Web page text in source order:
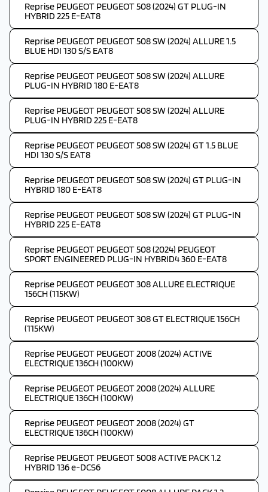
Reprise PEUGEOT PEUGEOT 508 (2024) GT PLUG-IN
HYBRID 225 E-EAT8
Reprise PEUGEOT PEUGEOT 508 SW (2024) ALLURE 1.5
BLUE HDI 130 S/S EAT8
Reprise PEUGEOT PEUGEOT 508 SW (2024) ALLURE
PLUG-IN HYBRID 180 E-EAT8
Reprise PEUGEOT PEUGEOT 508 SW (2024) ALLURE
PLUG-IN HYBRID 225 E-EAT8
Reprise PEUGEOT PEUGEOT 508 SW (2024) GT 1.5 BLUE
HDI 130 S/S EAT8
Reprise PEUGEOT PEUGEOT 508 SW (2024) GT PLUG-IN
HYBRID 180 E-EAT8
Reprise PEUGEOT PEUGEOT 508 SW (2024) GT PLUG-IN
HYBRID 225 E-EAT8
Reprise PEUGEOT PEUGEOT 508 (2024) PEUGEOT
SPORT ENGINEERED PLUG-IN HYBRID4 360 E-EAT8
Reprise PEUGEOT PEUGEOT 308 ALLURE ELECTRIQUE
156CH (115KW)
Reprise PEUGEOT PEUGEOT 308 GT ELECTRIQUE 156CH
(115KW)
Reprise PEUGEOT PEUGEOT 2008 (2024) ACTIVE
ELECTRIQUE 136CH (100KW)
Reprise PEUGEOT PEUGEOT 2008 (2024) ALLURE
ELECTRIQUE 136CH (100KW)
Reprise PEUGEOT PEUGEOT 2008 (2024) GT
ELECTRIQUE 136CH (100KW)
Reprise PEUGEOT PEUGEOT 5008 ACTIVE PACK 1.2
HYBRID 136 e-DCS6